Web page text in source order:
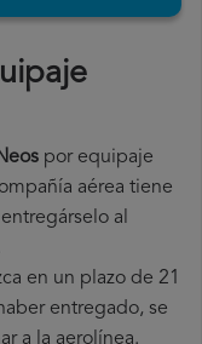
por equipaje
aérea tiene
al
en un plazo de 21
entregado, se
a la aerolínea.